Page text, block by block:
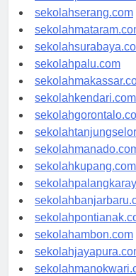
sekolahserang.com
sekolahpalu.com
sekolahkendari.com
sekolahkupang.com
sekolahambon.com